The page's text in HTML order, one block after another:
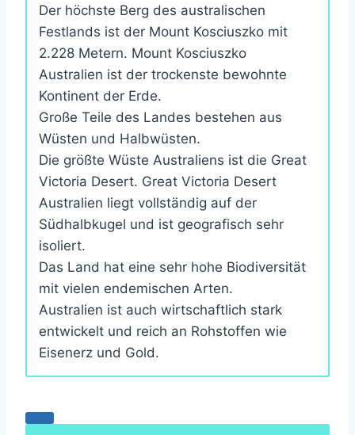
Der höchste Berg des australischen
Festlands ist der Mount Kosciuszko mit
2.228 Metern. Mount Kosciuszko
Australien ist der trockenste bewohnte
Kontinent der Erde.
Große Teile des Landes bestehen aus
Wüsten und Halbwüsten.
Die größte Wüste Australiens ist die Great
Victoria Desert. Great Victoria Desert
Australien liegt vollständig auf der
Südhalbkugel und ist geografisch sehr
isoliert.
Das Land hat eine sehr hohe Biodiversität
mit vielen endemischen Arten.
Australien ist auch wirtschaftlich stark
entwickelt und reich an Rohstoffen wie
Eisenerz und Gold.